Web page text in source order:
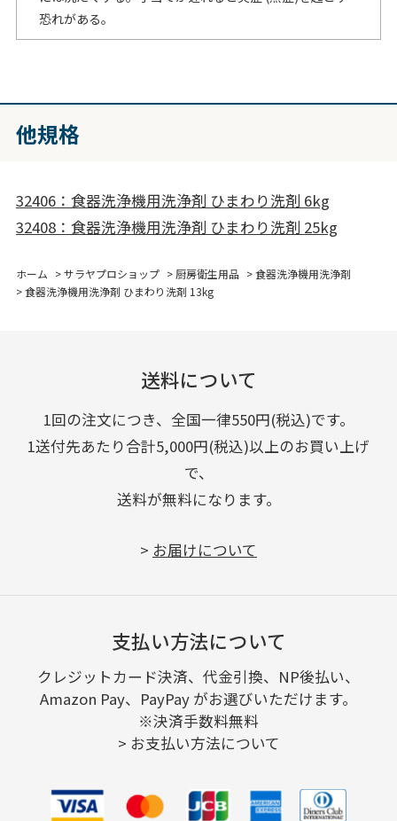
恐れがある。
他規格
32406：食器洗浄機用洗浄剤 ひまわり洗剤 6kg
32408：食器洗浄機用洗浄剤 ひまわり洗剤 25kg
ホーム >サラヤプロショップ > 厨房衛生用品 >食器洗浄機用洗浄剤
>食器洗浄機用洗浄剤 ひまわり洗剤 13kg
送料について
1回の注文につき、全国一律550円(税込)です。
1送付先あたり合計5,000円(税込)以上のお買い上げ
で、
送料が無料になります。
> お届けについて
支払い方法について
クレジットカード決済、代金引換、NP後払い、
Amazon Pay、PayPay がお選びいただけます。
※決済手数料無料
> お支払い方法について